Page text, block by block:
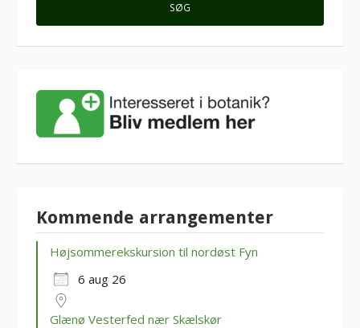
Kommende arrangementer
Højsommerekskursion til nordøst Fyn
6 aug 26
Glænø Vesterfed nær Skælskør